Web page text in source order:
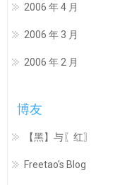
2006 年 4 月
2006 年 3 月
2006 年 2 月
博友
【黑】与〖红〗
Freetao's Blog